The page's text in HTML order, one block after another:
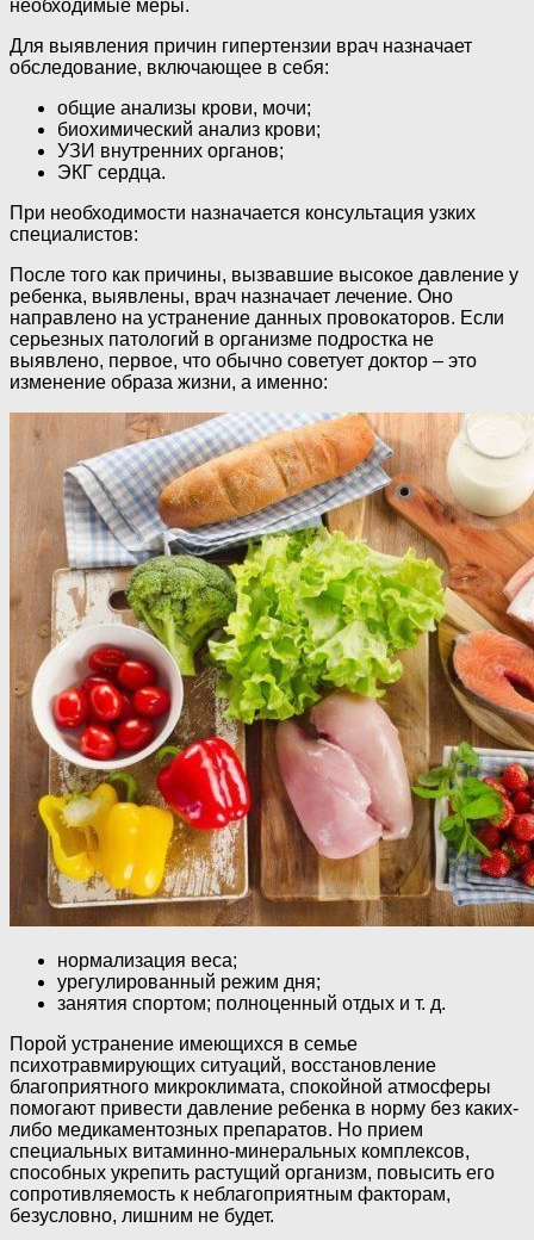
необходимые меры.
Для выявления причин гипертензии врач назначает
обследование, включающее в себя:
общие анализы крови, мочи;
биохимический анализ крови;
УЗИ внутренних органов;
ЭКГ сердца.
При необходимости назначается консультация узких
специалистов:
После того как причины, вызвавшие высокое давление у
ребенка, выявлены, врач назначает лечение. Оно
направлено на устранение данных провокаторов. Если
серьезных патологий в организме подростка не
выявлено, первое, что обычно советует доктор – это
изменение образа жизни, а именно:
нормализация веса;
урегулированный режим дня;
занятия спортом; полноценный отдых и т. д.
Порой устранение имеющихся в семье
психотравмирующих ситуаций, восстановление
благоприятного микроклимата, спокойной атмосферы
помогают привести давление ребенка в норму без каких-
либо медикаментозных препаратов. Но прием
специальных витаминно-минеральных комплексов,
способных укрепить растущий организм, повысить его
сопротивляемость к неблагоприятным факторам,
безусловно, лишним не будет.